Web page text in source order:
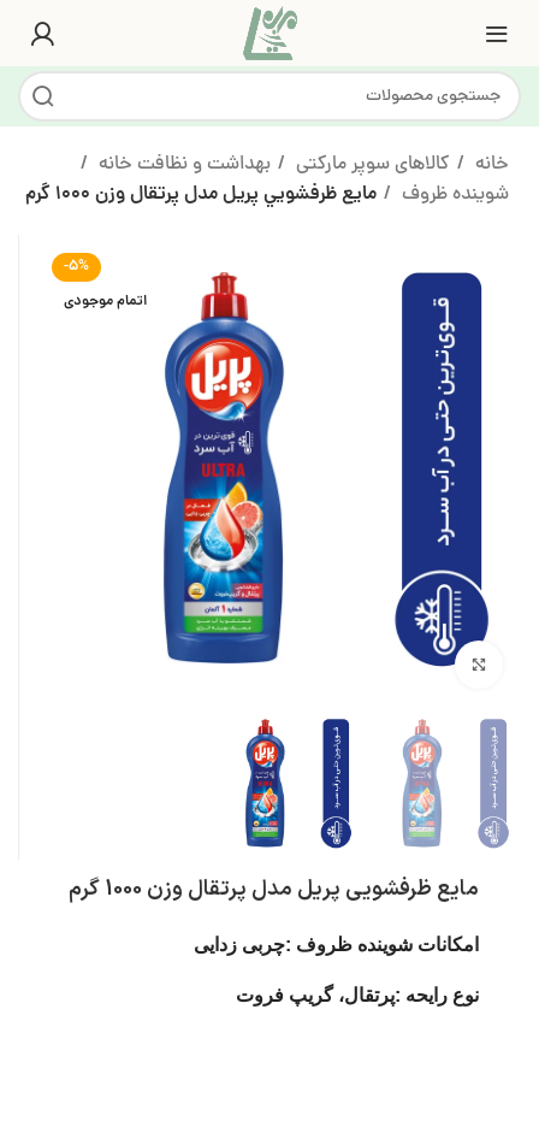
خانه کالاهای سوپر مارکتی
بهداشت و نظافت خانه
شوینده ظروف
مايع ظرفشويي پريل مدل پرتقال وزن 1000 گرم
-5%
اتمام موجودی
بزرگنمایی تصویر
مايع ظرفشويي پريل مدل پرتقال وزن 1000 گرم
امکانات شوینده ظروف :چربی زدایی
نوع رایحه :پرتقال، گریپ فروت